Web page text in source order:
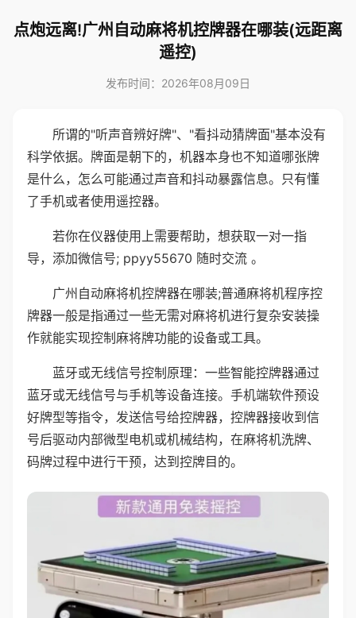
点炮远离!广州自动麻将机控牌器在哪装(远距离
遥控)
发布时间：2026年08月09日
所谓的"听声音辨好牌"、"看抖动猜牌面"基本没有
科学依据。牌面是朝下的，机器本身也不知道哪张牌
是什么，怎么可能通过声音和抖动暴露信息。只有懂
了手机或者使用遥控器。
若你在仪器使用上需要帮助，想获取一对一指
导，添加微信号; ppyy55670 随时交流 。
广州自动麻将机控牌器在哪装;普通麻将机程序控
牌器一般是指通过一些无需对麻将机进行复杂安装操
作就能实现控制麻将牌功能的设备或工具。
蓝牙或无线信号控制原理：一些智能控牌器通过
蓝牙或无线信号与手机等设备连接。手机端软件预设
好牌型等指令，发送信号给控牌器，控牌器接收到信
号后驱动内部微型电机或机械结构，在麻将机洗牌、
码牌过程中进行干预，达到控牌目的。